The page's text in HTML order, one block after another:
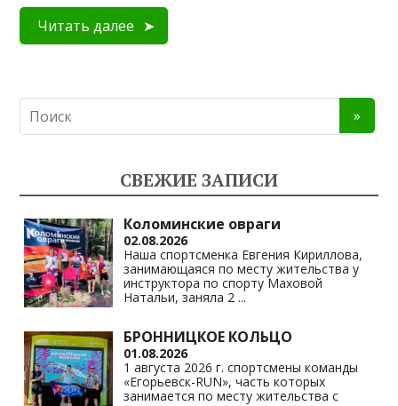
Читать далее
СВЕЖИЕ ЗАПИСИ
Коломинские овраги
02.08.2026
Наша спортсменка Евгения Кириллова,
занимающаяся по месту жительства у
инструктора по спорту Маховой
Натальи, заняла 2 ...
БРОННИЦКОЕ КОЛЬЦО
01.08.2026
1 августа 2026 г. спортсмены команды
«Егорьевск-RUN», часть которых
занимается по месту жительства с